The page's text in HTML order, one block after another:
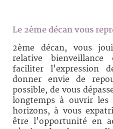
Le 2ème décan vous
2ème décan, vous
relative
faciliter l'expression
donner envie de
possible, de vous
longtemps à ouvrir les
horizons, à vous
être l'opportunité en